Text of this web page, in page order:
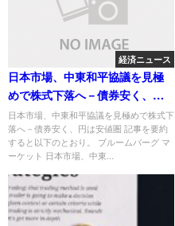
経済ニュース
日本市場、中東和平協議を見極
めで株式下落へ－債券安く、円
は安値圏
日本市場、中東和平協議を見極めで株式下
落へ－債券安く、円は安値圏 記事を要約
すると以下のとおり。 ブルームバーグ マ
ーケット 日本市場、中東...